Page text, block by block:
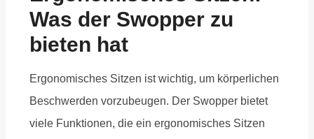
Was der Swopper zu
bieten hat
Ergonomisches Sitzen ist wichtig, um körperlichen
Beschwerden vorzubeugen. Der Swopper bietet
viele Funktionen, die ein ergonomisches Sitzen